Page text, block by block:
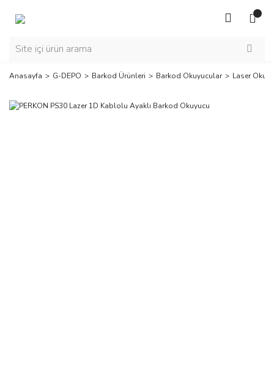
Anasayfa G-DEPO Barkod Ürünleri Barkod Okuyucular Laser